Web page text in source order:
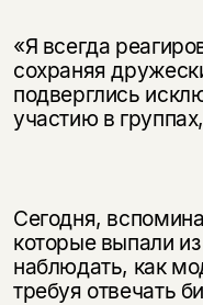
«Я всегда
сохраняя
подверглись
участию в
Сегодня,
которые выпали
наблюдать, как
требуя отвечать